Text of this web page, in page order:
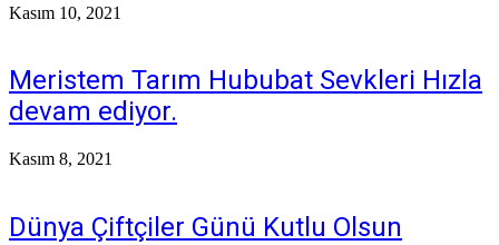
Kasım 10, 2021
Meristem Tarım Hububat Sevkleri Hızla
devam ediyor.
Kasım 8, 2021
Dünya Çiftçiler Günü Kutlu Olsun